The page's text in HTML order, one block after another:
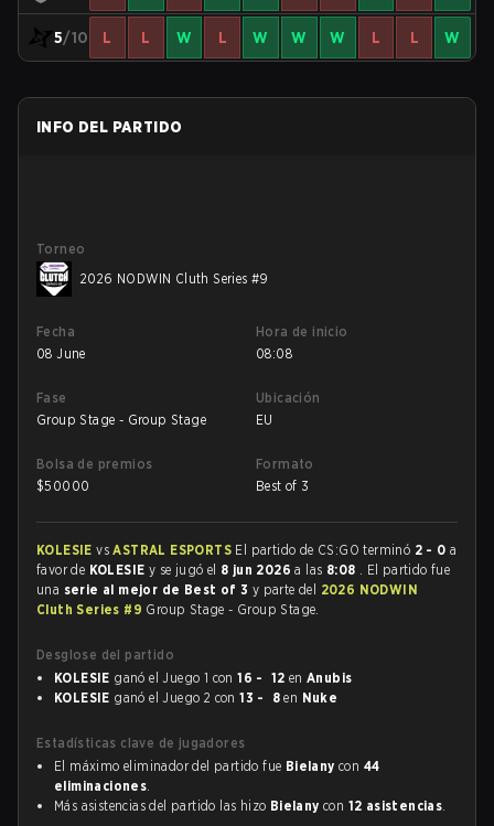
5/10 L L W L W W W L L W
INFO DEL PARTIDO
Torneo
2026 NODWIN Cluth Series #9
Fecha
08 June
Hora de inicio
08:08
Fase
Group Stage - Group Stage
Ubicación
EU
Bolsa de premios
$50000
Formato
Best of 3
KOLESIEvsASTRAL ESPORTS El partido de CS:GO terminó 2 - 0 a
favor de KOLESIE y se jugó el 8 jun 2026a las 8:08 . El partido fue
una serie al mejor de Best of 3 y parte del 2026 NODWIN
Cluth Series #9 Group Stage - Group Stage.
Desglose del partido
KOLESIE ganó el Juego 1 con16 - 12 enAnubis
KOLESIE ganó el Juego 2 con13 - 8 en Nuke
Estadísticas clave de jugadores
El máximo eliminador del partido fue Bielany con 44
eliminaciones.
Más asistencias del partido las hizo Bielany con 12 asistencias.